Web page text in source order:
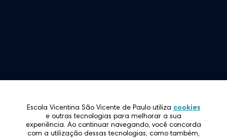
Escola Vicentina São Vicente de Paulo utiliza cookies
e outras tecnologias para melhorar a sua
experiência. Ao continuar navegando, você concorda
com a utilização dessas tecnologias, como também,